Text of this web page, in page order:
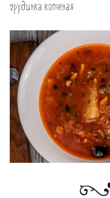
грудинка копченая